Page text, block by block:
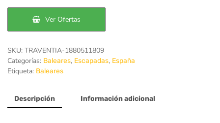
era:
200€.
es:
150€.
Ver Ofertas
SKU: TRAVENTIA-1880511809
Categorías: Baleares, Escapadas, España
Etiqueta: Baleares
Descripción Información adicional